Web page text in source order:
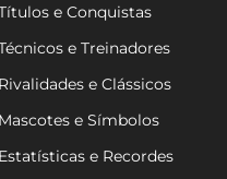
e Conquistas
e Treinadores
Rivalidades e Clássicos
Mascotes e Símbolos
Estatísticas e Recordes